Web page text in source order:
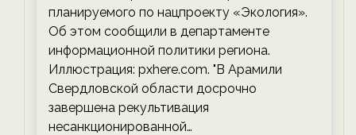
планируемого по нацпроекту «Экология».
Об этом сообщили в департаменте
информационной политики региона.
Иллюстрация: pxhere.com. "В Арамили
Свердловской области досрочно
завершена рекультивация
несанкционированной…